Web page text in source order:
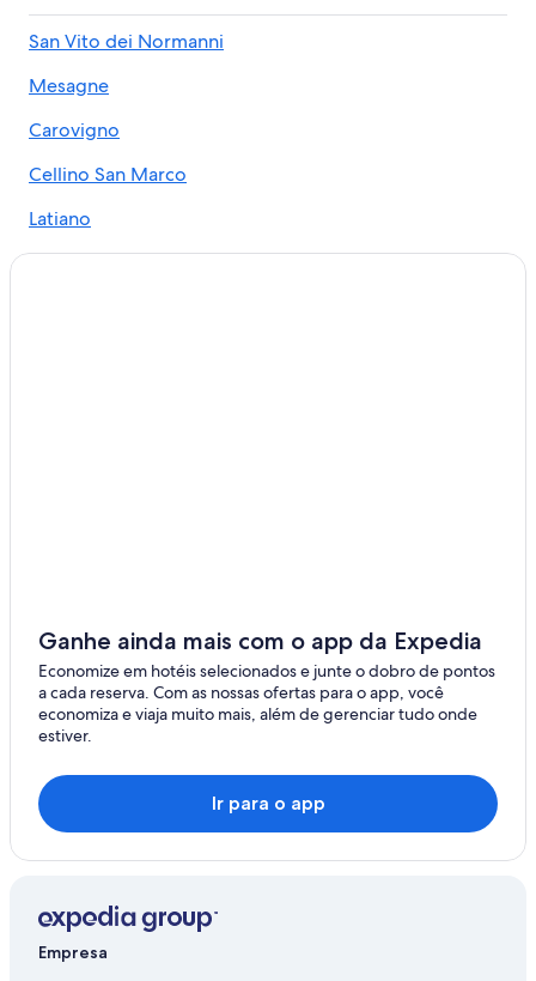
San Vito dei Normanni
Mesagne
Carovigno
Cellino San Marco
Latiano
Ganhe ainda mais com o app da Expedia
Economize em hotéis selecionados e junte o dobro de pontos
a cada reserva. Com as nossas ofertas para o app, você
economiza e viaja muito mais, além de gerenciar tudo onde
estiver.
Ir para o app
Empresa